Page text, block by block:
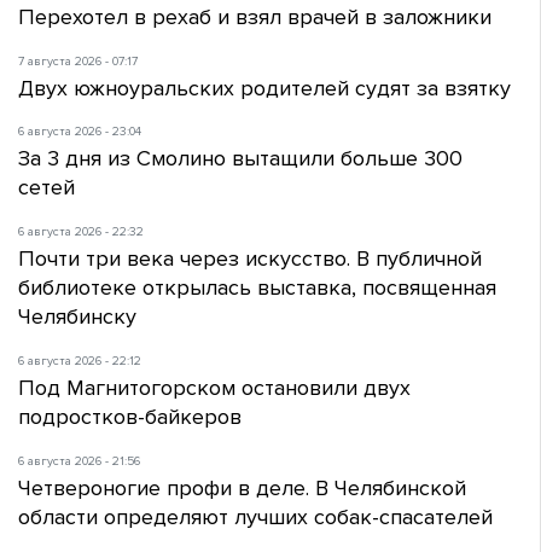
Перехотел в рехаб и взял врачей в заложники
7 августа 2026 - 07:17
Двух южноуральских родителей судят за взятку
6 августа 2026 - 23:04
За 3 дня из Смолино вытащили больше 300
сетей
6 августа 2026 - 22:32
Почти три века через искусство. В публичной
библиотеке открылась выставка, посвященная
Челябинску
6 августа 2026 - 22:12
Под Магнитогорском остановили двух
подростков-байкеров
6 августа 2026 - 21:56
Четвероногие профи в деле. В Челябинской
области определяют лучших собак-спасателей